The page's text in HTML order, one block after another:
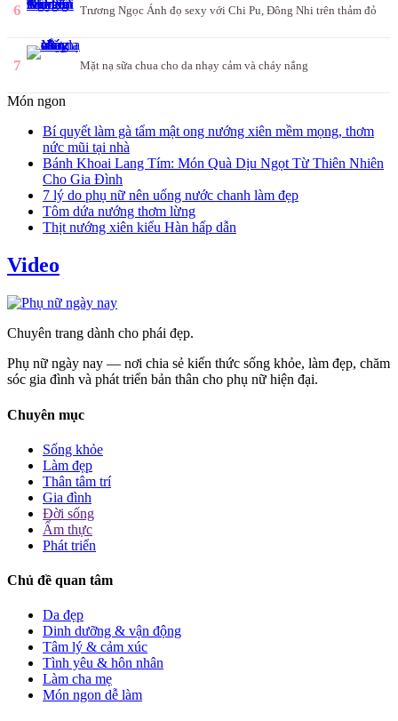
6 Trương Ngọc Ánh đọ sexy với Chi Pu, Đông Nhi trên thảm đỏ
7 Mặt nạ sữa chua cho da nhạy cảm và cháy nắng
Món ngon
Bí quyết làm gà tẩm mật ong nướng xiên mềm mọng, thơm
nức mũi tại nhà
Bánh Khoai Lang Tím: Món Quà Dịu Ngọt Từ Thiên Nhiên
Cho Gia Đình
7 lý do phụ nữ nên uống nước chanh làm đẹp
Tôm dứa nướng thơm lừng
Thịt nướng xiên kiểu Hàn hấp dẫn
Video
Chuyên trang dành cho phái đẹp.
Phụ nữ ngày nay — nơi chia sẻ kiến thức sống khỏe, làm đẹp, chăm
sóc gia đình và phát triển bản thân cho phụ nữ hiện đại.
Chuyên mục
Sống khỏe
Làm đẹp
Thân tâm trí
Gia đình
Đời sống
Ẩm thực
Phát triển
Chủ đề quan tâm
Da đẹp
Dinh dưỡng & vận động
Tâm lý & cảm xúc
Tình yêu & hôn nhân
Làm cha mẹ
Món ngon dễ làm